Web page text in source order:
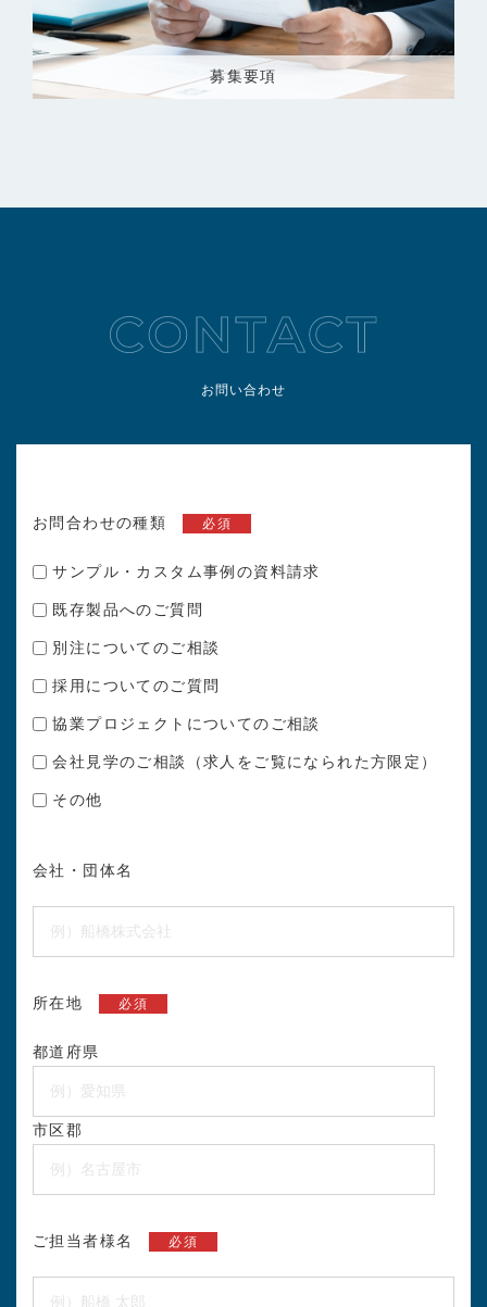
募集要項
お問い合わせ
お問合わせの種類 必須
サンプル・カスタム事例の資料請求
既存製品へのご質問
別注についてのご相談
採用についてのご質問
協業プロジェクトについてのご相談
会社見学のご相談（求人をご覧になられた方限定）
その他
会社・団体名
所在地 必須
都道府県
市区郡
ご担当者様名 必須